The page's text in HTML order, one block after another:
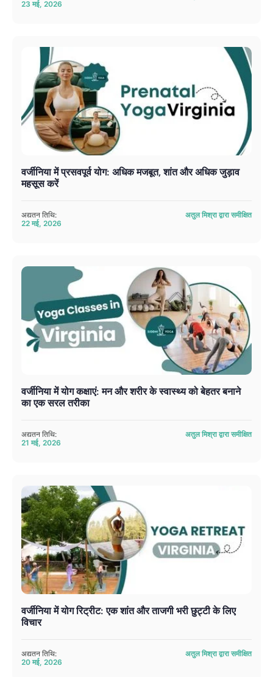
23 मई, 2026
वर्जीनिया में प्रसवपूर्व योग: अधिक मजबूत, शांत और अधिक जुड़ाव
महसूस करें
अद्यतन तिथि:
22 मई, 2026
अतुल मिश्रा द्वारा समीक्षित
वर्जीनिया में योग कक्षाएं: मन और शरीर के स्वास्थ्य को बेहतर बनाने
का एक सरल तरीका
अद्यतन तिथि:
21 मई, 2026
अतुल मिश्रा द्वारा समीक्षित
वर्जीनिया में योग रिट्रीट: एक शांत और ताजगी भरी छुट्टी के लिए
विचार
अद्यतन तिथि:
20 मई, 2026
अतुल मिश्रा द्वारा समीक्षित